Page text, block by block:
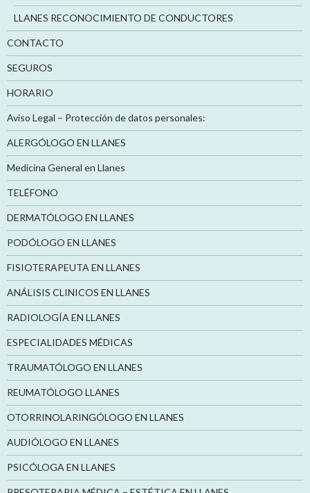
LLANES RECONOCIMIENTO DE CONDUCTORES
CONTACTO
SEGUROS
HORARIO
Aviso Legal – Protección de datos personales:
ALERGÓLOGO EN LLANES
Medicina General en Llanes
TELÉFONO
DERMATÓLOGO EN LLANES
PODÓLOGO EN LLANES
FISIOTERAPEUTA EN LLANES
ANÁLISIS CLINICOS EN LLANES
RADIOLOGÍA EN LLANES
ESPECIALIDADES MÉDICAS
TRAUMATÓLOGO EN LLANES
REUMATÓLOGO LLANES
OTORRINOLARINGÓLOGO EN LLANES
AUDIÓLOGO EN LLANES
PSICÓLOGA EN LLANES